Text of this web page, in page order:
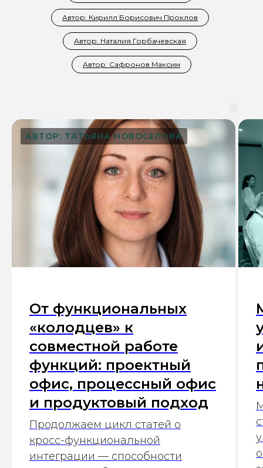
Автор: Кирилл Борисович Проклов
Автор: Наталия Горбачевская
Автор: Сафронов Максим
АВТОР: ТАТЬЯНА НОВОСЕЛОВА
От функциональных
«колодцев» к
совместной работе
функций: проектный
офис, процессный офис
и продуктовый подход
Продолжаем цикл статей о
кросс-функциональной
интеграции — способности